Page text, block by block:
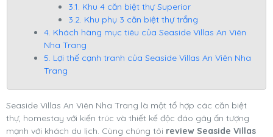
3.1. Khu 4 căn biệt thự Superior
3.2. Khu phụ 3 căn biệt thự trắng
4. Khách hàng mục tiêu của Seaside Villas An Viên
Nha Trang
5. Lợi thế cạnh tranh của Seaside Villas An Viên Nha
Trang
Seaside Villas An Viên Nha Trang là một tổ hợp các căn biệt
thự, homestay với kiến trúc và thiết kế độc đáo gây ấn tượng
mạnh với khách du lịch. Cùng chúng tôi review Seaside Villas